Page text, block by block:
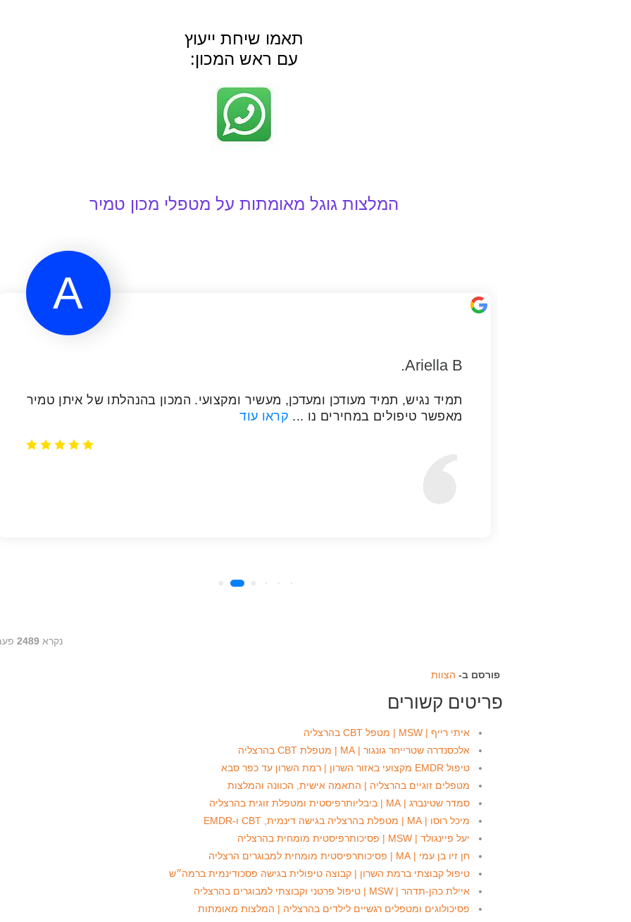
תאמו שיחת ייעוץ
עם ראש המכון:
נקרא 2489
פורסם ב- הצוות
פריטים קשורים
איתי רייף | MSW | מטפל CBT בהרצליה
אלכסנדרה שטרייחר גונגור | MA | מטפלת CBT בהרצליה
טיפול EMDR מקצועי באזור השרון | רמת השרון עד כפר סבא
מטפלים זוגיים בהרצליה | התאמה אישית, הכוונה והמלצות
סמדר שטינברג | MA | ביבליותרפיסטית ומטפלת זוגית בהרצליה
מיכל רוסו | MA | מטפלת בהרצליה בגישה דינמית, CBT ו-EMDR
יעל פיינגולד | MSW | פסיכותרפיסטית מומחית בהרצליה
חן זיו בן עמי | MA | פסיכותרפיסטית מומחית למבוגרים הרצליה
טיפול קבוצתי ברמת השרון | קבוצה טיפולית בגישה פסכודינמית ברמה״ש
איילת כהן-תדהר | MSW | טיפול פרטני וקבוצתי למבוגרים בהרצליה
פסיכולוגים ומטפלים רגשיים לילדים בהרצליה | המלצות מאומתות